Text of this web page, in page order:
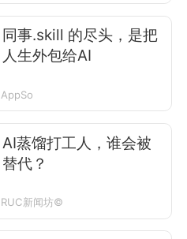
同事.skill 的尽头，是把
人生外包给AI
AppSo
AI蒸馏打工人，谁会被
替代？
RUC新闻坊©